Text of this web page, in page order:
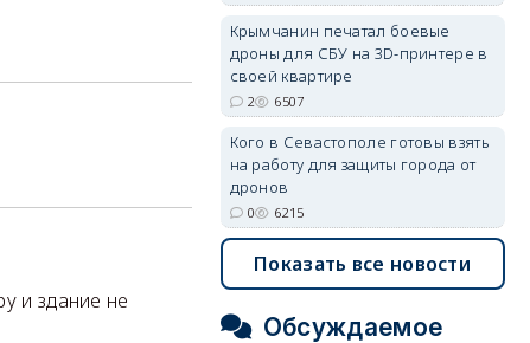
и здание не
Крымчанин печатал боевые
дроны для СБУ на 3D-принтере в
своей квартире
2 6507
Кого в Севастополе готовы взять
на работу для защиты города от
дронов
0 6215
Показать все новости
Обсуждаемое